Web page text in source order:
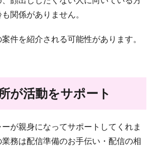
関係がありません。
件を紹介される可能性があります。
が活動をサポート
が親身になってサポートしてくれま
務は配信準備のお手伝い・配信の相